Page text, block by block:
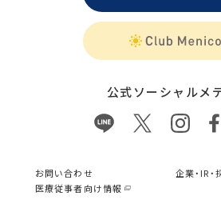
公式ソーシャルメ
お問い合わせ
企業・IR・
医療従事者向け情報